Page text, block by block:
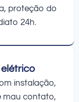
proteção do
24h.
instalação,
mau contato,